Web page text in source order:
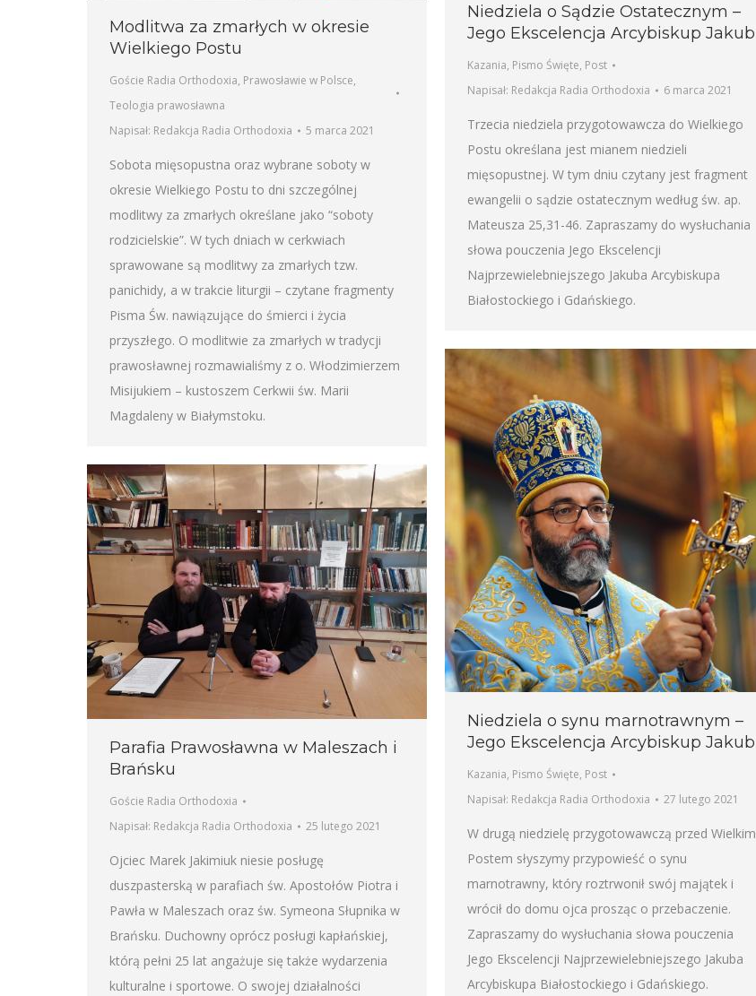
Niedziela o Sądzie Ostatecznym –
Jego Ekscelencja Arcybiskup Jakub
Kazania, Pismo Święte, Post
Napisał: Redakcja Radia Orthodoxia 6 marca 2021
Trzecia niedziela przygotowawcza do Wielkiego
Postu określana jest mianem niedzieli
mięsopustnej. W tym dniu czytany jest fragment
ewangelii o sądzie ostatecznym według św. ap.
Mateusza 25,31-46. Zapraszamy do wysłuchania
słowa pouczenia Jego Ekscelencji
Najprzewielebniejszego Jakuba Arcybiskupa
Białostockiego i Gdańskiego.
Modlitwa za zmarłych w okresie
Wielkiego Postu
Goście Radia Orthodoxia, Prawosławie w Polsce,
Teologia prawosławna
Napisał: Redakcja Radia Orthodoxia 5 marca 2021
Sobota mięsopustna oraz wybrane soboty w
okresie Wielkiego Postu to dni szczególnej
modlitwy za zmarłych określane jako “soboty
rodzicielskie”. W tych dniach w cerkwiach
sprawowane są modlitwy za zmarłych tzw.
panichidy, a w trakcie liturgii – czytane fragmenty
Pisma Św. nawiązujące do śmierci i życia
przyszłego. O modlitwie za zmarłych w tradycji
prawosławnej rozmawialiśmy z o. Włodzimierzem
Misijukiem – kustoszem Cerkwii św. Marii
Magdaleny w Białymstoku.
Niedziela o synu marnotrawnym –
Jego Ekscelencja Arcybiskup Jakub
Kazania, Pismo Święte, Post
Napisał: Redakcja Radia Orthodoxia 27 lutego 2021
W drugą niedzielę przygotowawczą przed Wielkim
Postem słyszymy przypowieść o synu
marnotrawny, który roztrwonił swój majątek i
wrócił do domu ojca prosząc o przebaczenie.
Zapraszamy do wysłuchania słowa pouczenia
Jego Ekscelencji Najprzewielebniejszego Jakuba
Arcybiskupa Białostockiego i Gdańskiego.
Parafia Prawosławna w Maleszach i
Brańsku
Goście Radia Orthodoxia
Napisał: Redakcja Radia Orthodoxia 25 lutego 2021
Ojciec Marek Jakimiuk niesie posługę
duszpasterską w parafiach św. Apostołów Piotra i
Pawła w Maleszach oraz św. Symeona Słupnika w
Brańsku. Duchowny oprócz posługi kapłańskiej,
którą pełni 25 lat angażuje się także wydarzenia
kulturalne i sportowe. O swojej działalności